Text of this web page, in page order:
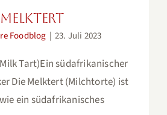
Melktert
Foodblog | 23. Juli 2023
Tart)Ein südafrikanischer
Die Melktert (Milchtorte) ist
ein südafrikanisches